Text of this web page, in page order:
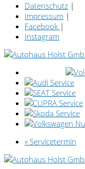
Datenschutz |
Impressum |
Facebook |
Instagram
» Servicetermin